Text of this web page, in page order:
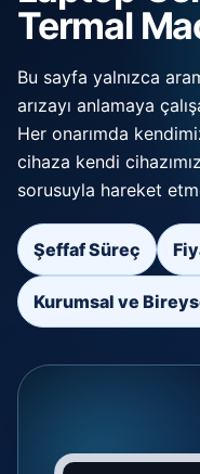
Termal
Bu sayfa yalnızca
arızayı anlamaya
Her onarımda
cihaza kendi
sorusuyla hareket
Şeffaf Süreç
Kurumsal ve